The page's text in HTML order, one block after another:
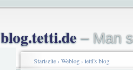
blog.tetti.de– Man
Startseite› Weblog› tetti's blog